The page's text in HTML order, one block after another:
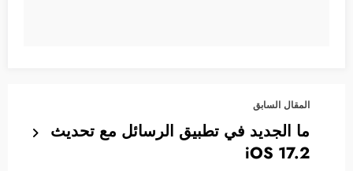
المقال السابق
ما الجديد في تطبيق الرسائل مع تحديث
iOS 17.2